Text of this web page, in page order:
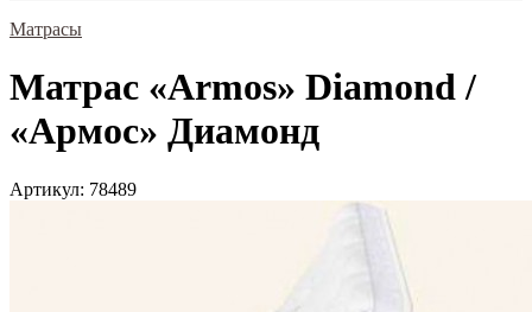
Матрасы
Матрас «Armos» Diamond /
«Армос» Диамонд
Артикул: 78489